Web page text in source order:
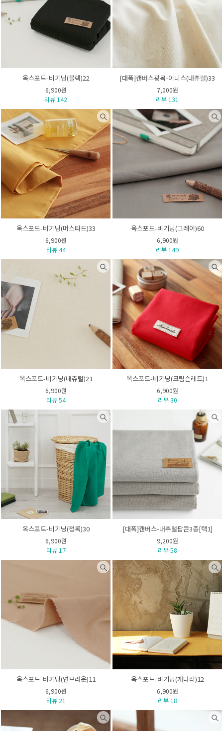
옥스포드-비기닝(블랙)22
6,900원
리뷰 142
[대폭]캔버스광목-이니스(내츄럴)33
7,000원
리뷰 131
옥스포드-비기닝(머스타드)33
6,900원
리뷰 44
옥스포드-비기닝(그레이)60
6,900원
리뷰 149
옥스포드-비기닝(내츄럴)21
6,900원
리뷰 54
옥스포드-비기닝(크림슨레드)1
6,900원
리뷰 30
옥스포드-비기닝(청록)30
6,900원
리뷰 17
[대폭]캔버스-내츄럴팝콘3종[택1]
9,200원
리뷰 58
옥스포드-비기닝(연브라운)11
6,900원
리뷰 21
옥스포드-비기닝(개나리)12
6,900원
리뷰 18